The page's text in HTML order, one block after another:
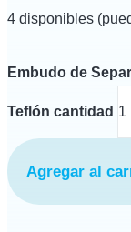
4 disponibles
Embudo de
Teflón cantidad
Agregar al